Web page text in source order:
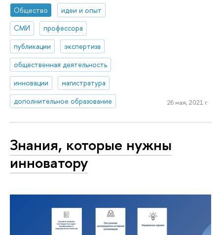
Общество
идеи и опыт
СМИ
профессора
публикации
экспертиза
общественная деятельность
инновации
магистратура
дополнительное образование
26 мая, 2021 г.
Знания, которые нужны
инноватору